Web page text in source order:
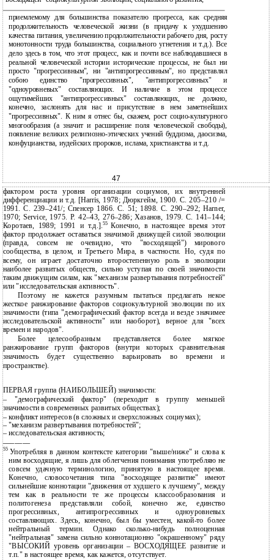
приемлемому для большинства показателю прогресса, как средняя
продолжительность человеческой жизни (в придачу к ухудшению
качества питания, увеличению продолжительности рабочего дня, росту
монотонности труда большинства, социального угнетения и т.д.). Все
дело здесь в том, что этот процесс, как и почти все наблюдавшиеся в
реальной человеческой истории исторические процессы, не был ни
просто "прогрессивным", ни "антипрогрессивным", но представлял
собою единство "прогрессивных", "антипрогрессивных" и
"одноуровневых" составляющих. И наличие в этом процессе
ощутимейших "антипрогрессивных" составляющих, не должно,
конечно, заслонять для нас и присутствие в нем заметнейших
"прогрессивных". К ним я отнес бы, скажем, рост социо-культурного
многообразия (а значит и расширение поля человеческой свободы),
появление великих религиозно-этических учений буддизма, даосизма,
конфуцианства, иудейских пророков, ислама, христианства и т.д.
47
фактором роста уровня организации социумов, их внутренней
дифференциации и т.д. [Harris, 1978; Дюркгейм, 1900. С. 205–210 /=
1991. С. 239–241/; Спенсер 1866. С. 51; 1898. С. 290–292; Harner,
1970; Service, 1975. P. 42–43, 276–286; Хазанов, 1979. С. 141–144;
Коротаев, 1989; 1991 и т.д.].55Конечно, в настоящее время этот
фактор продолжает оставаться значимой движущей силой эволюции
(правда, совсем не очевидно, что "восходящей") мирового
сообщества, в целом, и Третьего Мира, в частности. Но, судя по
всему, он играет достаточно второстепенную роль в эволюции
наиболее развитых обществ, сильно уступая по своей значимости
таким движущим силам, как "механизм развертывания потребностей"
или "исследовательская активность".
Поэтому не кажется разумным пытаться предлагать некое
жесткое ранжирование факторов социокультурной эволюции по их
значимости (типа "демографический фактор всегда и везде значимее
исследовательской активности" или наоборот), верное для "всех
времен и народов".
Более целесообразным представляется более мягкое
ранжирование групп факторов (внутри которых сравнительная
значимость будет существенно варьировать во времени и
пространстве).
ПЕРВАЯ группа (НАИБОЛЬШЕЙ) значимости:
–
"демографический фактор" (переходит в группу меньшей
значимости в современных развитых обществах);
– конфликт интересов (в сложных и сверхсложных социумах);
– "механизм развертывания потребностей";
– исследовательская активность;
———————
55Употребляя в данном контексте категории "выше/ниже" и слова к
ним восходящие, я лишь для облегчения понимания употребляю не
совсем удачную терминологию, принятую в настоящее время.
Конечно, словосочетания типа "восходящее развитие" имеют
сильнейшие коннотации "движения от худшего к лучшему", между
тем как в реальности те же процессы классообразования и
политогенеза представляли собой, конечно же, единство
прогрессивных, антипрогрессивных и одноуровневых
составляющих. Здесь, конечно, был бы уместен, какой-то более
нейтральный термин. Однако сколько-нибудь полноценная
"нейтральная" замена сильно коннотационно "окрашенному" ряду
"ВЫСОКИЙ уровень организации – ВОСХОДЯЩЕЕ развитие и
т.п." в настоящее время, как кажется, отсутствует.